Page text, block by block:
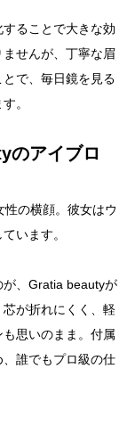
ることで大きな効
せんが、丁寧な眉
で、毎日鏡を見る
。
のアイブロ
、Gratia beautyが
が折れにくく、軽
思いのまま。付属
誰でもプロ級の仕